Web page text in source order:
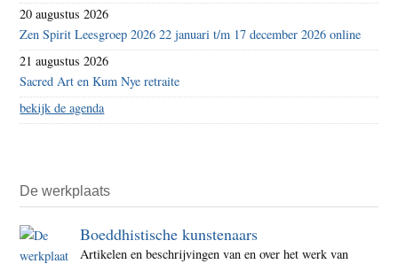
20 augustus 2026
Zen Spirit Leesgroep 2026 22 januari t/m 17 december 2026 online
21 augustus 2026
Sacred Art en Kum Nye retraite
bekijk de agenda
De werkplaats
Boeddhistische kunstenaars
Artikelen en beschrijvingen van en over het werk van